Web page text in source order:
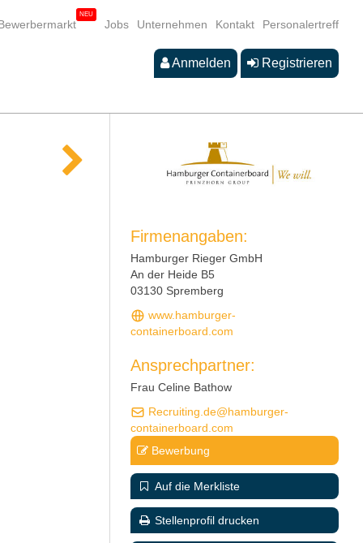
Jobs Unternehmen Kontakt Personalertreff
Anmelden Registrieren
Firmenangaben:
Hamburger Rieger GmbH
An der Heide B5
03130 Spremberg
www.hamburger-
containerboard.com
Ansprechpartner:
Frau Celine Bathow
Recruiting.de@hamburger-
containerboard.com
Bewerbung
Auf die Merkliste
Stellenprofil drucken